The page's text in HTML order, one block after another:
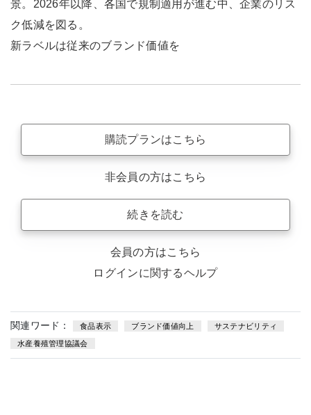
景。2026年以降、各国で規制適用が進む中、企業のリス
ク低減を図る。
新ラベルは従来のブランド価値を
購読プランはこちら
非会員の方はこちら
続きを読む
会員の方はこちら
ログインに関するヘルプ
関連ワード： 食品表示 ブランド価値向上 サステナビリティ
水産養殖管理協議会